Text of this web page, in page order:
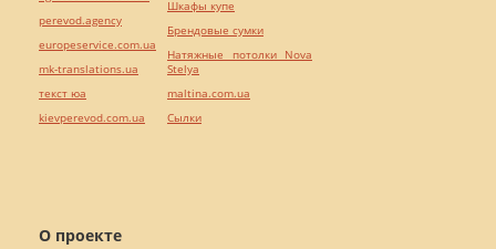
О проекте
perevod.agency
europeservice.com.ua
mk-translations.ua
текст юа
kievperevod.com.ua
Шкафы купе
Брендовые сумки
Натяжные потолки Nova
Stelya
maltina.com.ua
Cылки